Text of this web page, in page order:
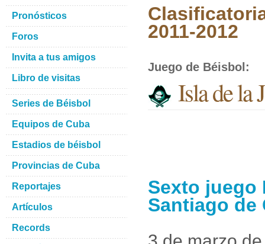
2011-2012
Juego de Béisbol :
Isla de la
Sexto juego
Santiago de
Pronósticos
Foros
Invita a tus amigos
Libro de visitas
Series de Béisbol
Equipos de Cuba
Estadios de béisbol
Provincias de Cuba
Reportajes
Artículos
Records